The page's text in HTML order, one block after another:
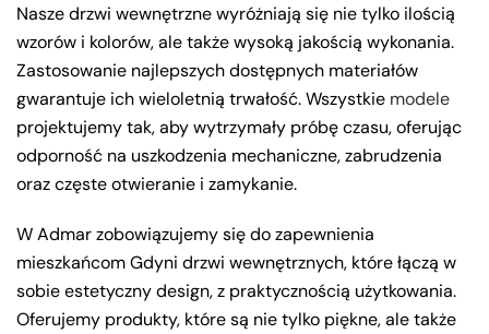
Nasze drzwi wewnętrzne wyróżniają się nie tylko ilością
wzorów i kolorów, ale także wysoką jakością wykonania.
Zastosowanie najlepszych dostępnych materiałów
gwarantuje ich wieloletnią trwałość. Wszystkie modele
projektujemy tak, aby wytrzymały próbę czasu, oferując
odporność na uszkodzenia mechaniczne, zabrudzenia
oraz częste otwieranie i zamykanie.
W Admar zobowiązujemy się do zapewnienia
mieszkańcom Gdyni drzwi wewnętrznych, które łączą w
sobie estetyczny design, z praktycznością użytkowania.
Oferujemy produkty, które są nie tylko piękne, ale także